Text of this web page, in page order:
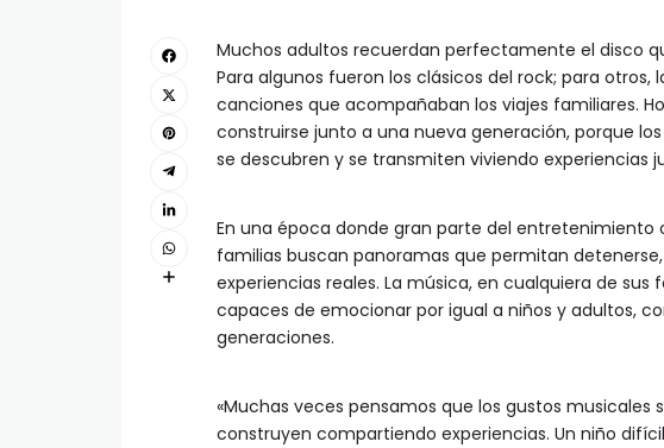
Muchos adultos recuerdan perfectamente el disco
Para algunos fueron los clásicos del rock; para
canciones que acompañaban los viajes familiares.
construirse junto a una nueva generación, porque
se descubren y se transmiten viviendo experiencias
En una época donde gran parte del
familias buscan panoramas que permitan
experiencias reales. La música, en cualquiera de sus
capaces de emocionar por igual a niños y adultos,
generaciones.
«Muchas veces pensamos que los gustos musicales
construyen compartiendo experiencias. Un niño